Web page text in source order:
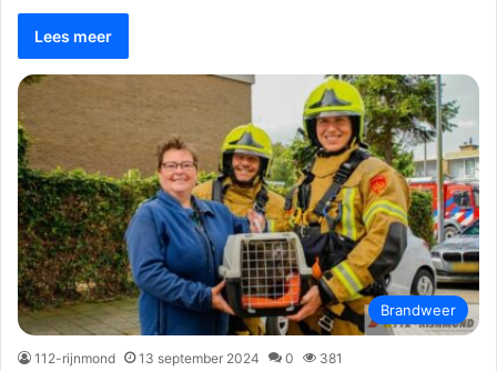
Lees meer
Brandweer
112-rijnmond 13 september 2024 0 381